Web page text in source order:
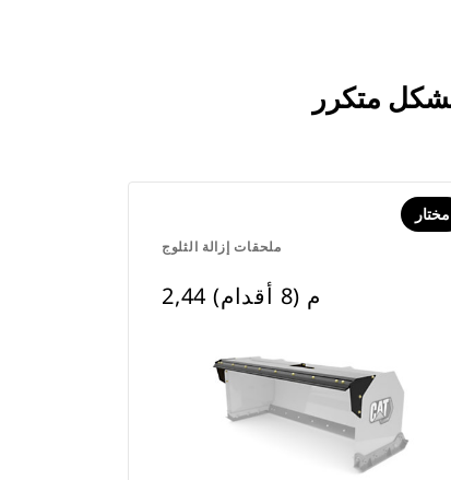
ملحقات إزالة الثلوج
مختار
2,44 م (8 أقدام)